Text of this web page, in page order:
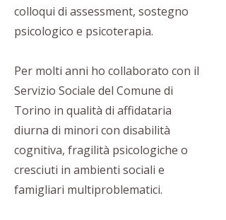
colloqui di assessment, sostegno
psicologico e psicoterapia.
Per molti anni ho collaborato con il
Servizio Sociale del Comune di
Torino in qualità di affidataria
diurna di minori con disabilità
cognitiva, fragilità psicologiche o
cresciuti in ambienti sociali e
famigliari multiproblematici.